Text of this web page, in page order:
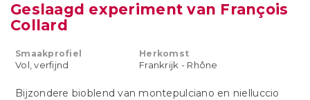
Geslaagd experiment van François
Collard
Smaakprofiel
Vol, verfijnd
Herkomst
Frankrijk - Rhône
Bijzondere bioblend van montepulciano en nielluccio